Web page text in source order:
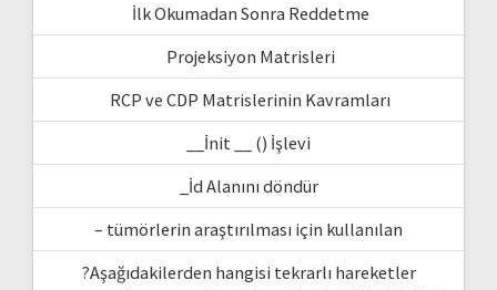
İlk Okumadan Sonra Reddetme
Projeksiyon Matrisleri
RCP ve CDP Matrislerinin Kavramları
__İnit __ () İşlevi
_İd Alanını döndür
– tümörlerin araştırılması için kullanılan
?Aşağıdakilerden hangisi tekrarlı hareketler